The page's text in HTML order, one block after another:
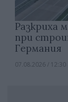
Разкриха
при
Германия
07.08.2026 / 12:30